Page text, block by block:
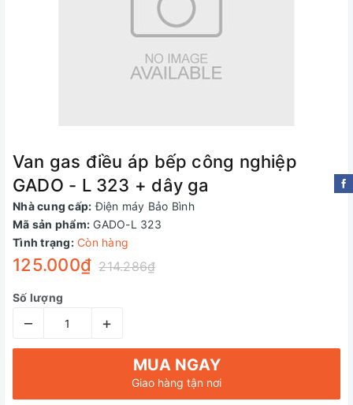
Van gas điều áp bếp công nghiệp
GADO - L 323 + dây ga
Nhà cung cấp: Điện máy Bảo Bình
Mã sản phẩm: GADO-L 323
Tình trạng: Còn hàng
125.000₫ 214.286₫
Số lượng
– +
MUA NGAY
Giao hàng tận nơi